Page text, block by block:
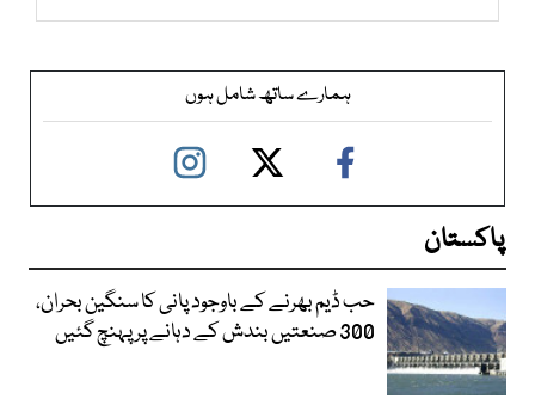
ہمارے ساتھ شامل ہوں
پاکستان
حب ڈیم بھرنے کے باوجود پانی کا سنگین بحران،
300 صنعتیں بندش کے دہانے پر پہنچ گئیں